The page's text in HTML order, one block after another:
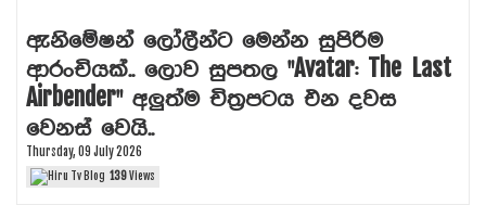
ඇනිමේෂන් ලෝලීන්ට මෙන්න සුපිරිම
ආරංචියක්.. ලොව සුපතල "Avatar: The Last
Airbender" අලුත්ම චිත්‍රපටය එන දවස
වෙනස් වෙයි..
Thursday, 09 July 2026
139Views